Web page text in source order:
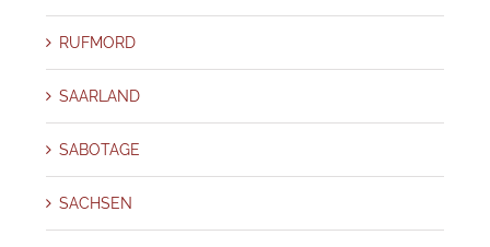
RUFMORD
SAARLAND
SABOTAGE
SACHSEN